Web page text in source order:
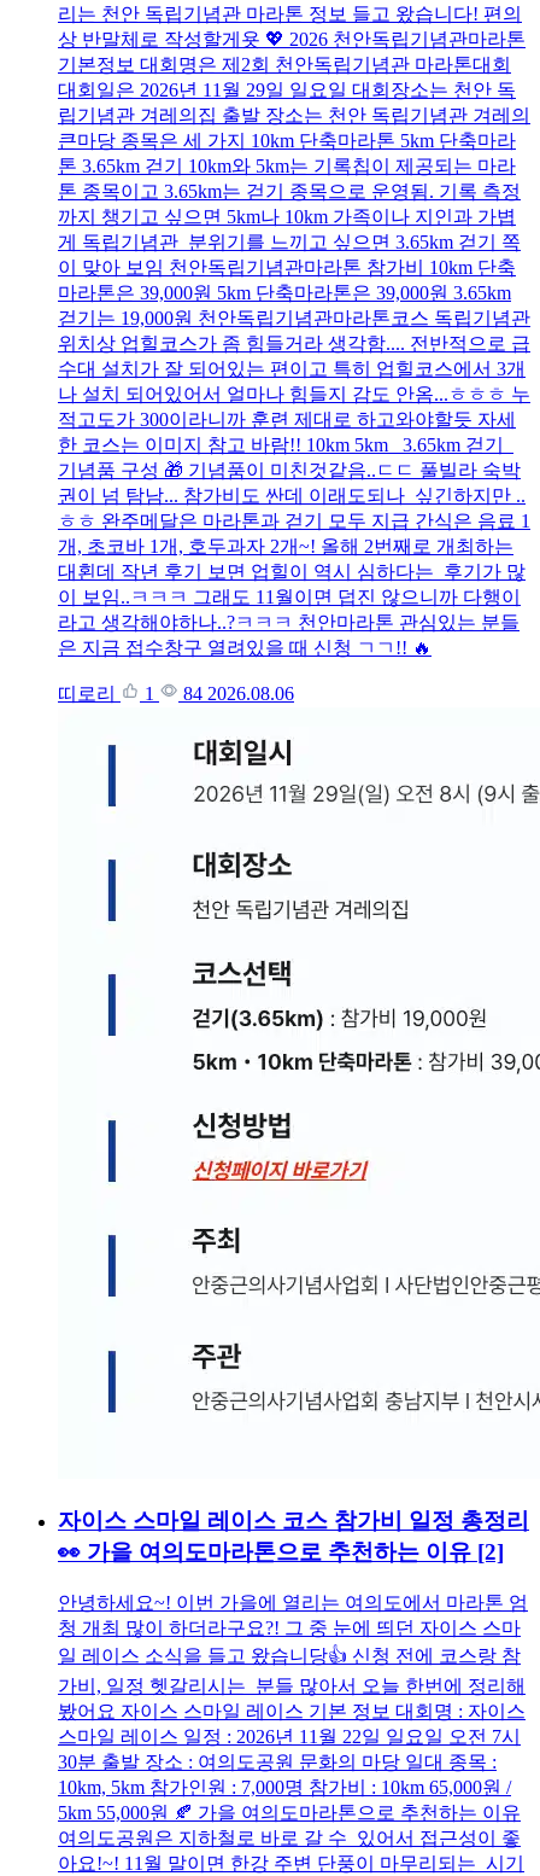
리는 천안 독립기념관 마라톤 정보 들고 왔습니다! 편의
상 반말체로 작성할게욧 💖 2026 천안독립기념관마라톤
기본정보 대회명은 제2회 천안독립기념관 마라톤대회
대회일은 2026년 11월 29일 일요일 대회장소는 천안 독
립기념관 겨레의집 출발 장소는 천안 독립기념관 겨레의
큰마당 종목은 세 가지 10km 단축마라톤 5km 단축마라
톤 3.65km 걷기 10km와 5km는 기록칩이 제공되는 마라
톤 종목이고 3.65km는 걷기 종목으로 운영됨. 기록 측정
까지 챙기고 싶으면 5km나 10km 가족이나 지인과 가볍
게 독립기념관 분위기를 느끼고 싶으면 3.65km 걷기 쪽
이 맞아 보임 천안독립기념관마라톤 참가비 10km 단축
마라톤은 39,000원 5km 단축마라톤은 39,000원 3.65km
걷기는 19,000원 천안독립기념관마라톤코스 독립기념관
위치상 업힐코스가 좀 힘들거라 생각함.... 전반적으로 급
수대 설치가 잘 되어있는 편이고 특히 업힐코스에서 3개
나 설치 되어있어서 얼마나 힘들지 감도 안옴...ㅎㅎㅎ 누
적고도가 300이라니까 훈련 제대로 하고와야할듯 자세
한 코스는 이미지 참고 바람!! 10km 5km 3.65km 걷기
기념품 구성 🎁 기념품이 미친것같음..ㄷㄷ 풀빌라 숙박
권이 넘 탐남... 참가비도 싼데 이래도되나 싶긴하지만 ..
ㅎㅎ 완주메달은 마라톤과 걷기 모두 지급 간식은 음료 1
개, 초코바 1개, 호두과자 2개~! 올해 2번째로 개최하는
대횐데 작년 후기 보면 업힐이 역시 심하다는 후기가 많
이 보임..ㅋㅋㅋ 그래도 11월이면 덥진 않으니까 다행이
라고 생각해야하나..?ㅋㅋㅋ 천안마라톤 관심있는 분들
은 지금 접수창구 열려있을 때 신청 ㄱㄱ!! 🔥
띠로리 1 84 2026.08.06
자이스 스마일 레이스 코스 참가비 일정 총정리
👀 가을 여의도마라톤으로 추천하는 이유 [2]
안녕하세요~! 이번 가을에 열리는 여의도에서 마라톤 엄
청 개최 많이 하더라구요?! 그 중 눈에 띄던 자이스 스마
일 레이스 소식을 들고 왔습니당👍 신청 전에 코스랑 참
가비, 일정 헷갈리시는 분들 많아서 오늘 한번에 정리해
봤어요 자이스 스마일 레이스 기본 정보 대회명 : 자이스
스마일 레이스 일정 : 2026년 11월 22일 일요일 오전 7시
30분 출발 장소 : 여의도공원 문화의 마당 일대 종목 :
10km, 5km 참가인원 : 7,000명 참가비 : 10km 65,000원 /
5km 55,000원 🍂 가을 여의도마라톤으로 추천하는 이유
여의도공원은 지하철로 바로 갈 수 있어서 접근성이 좋
아요!~! 11월 말이면 한강 주변 단풍이 마무리되는 시기